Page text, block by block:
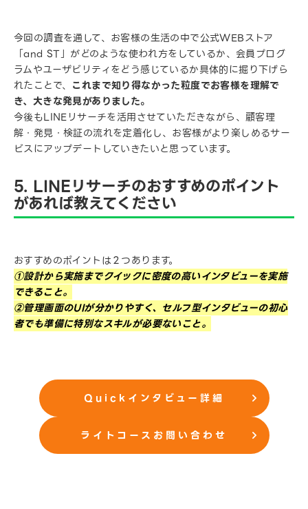
今回の調査を通して、お客様の生活の中で公式WEBストア
「and ST」がどのような使われ方をしているか、会員プログ
ラムやユーザビリティをどう感じているか具体的に掘り下げら
れたことで、 これまで知り得なかった粒度でお客様を理解で
き、大きな発見がありました。
今後もLINEリサーチを活用させていただきながら、顧客理
解・発見・検証の流れを定着化し、お客様がより楽しめるサー
ビスにアップデートしていきたいと思っています。
5. LINEリサーチのおすすめのポイント
があれば教えてください
おすすめのポイントは２つあります。
①設計から実施までクイックに密度の高いインタビューを実施
できること。
②管理画面のUIが分かりやすく、セルフ型インタビューの初心
者でも準備に特別なスキルが必要ないこと。
Quickインタビュー詳細
ライトコースお問い合わせ